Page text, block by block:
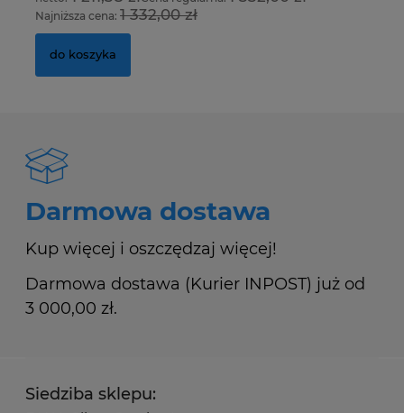
Najniższa cena: 1 332,00 zł
do koszyka
Darmowa dostawa
Kup więcej i oszczędzaj więcej!
Darmowa dostawa (Kurier INPOST) już od
3 000,00 zł.
Siedziba sklepu: